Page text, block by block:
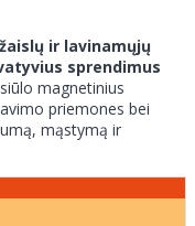
ir lavinamųjų
sprendimus
magnetinius
priemones bei
mąstymą ir